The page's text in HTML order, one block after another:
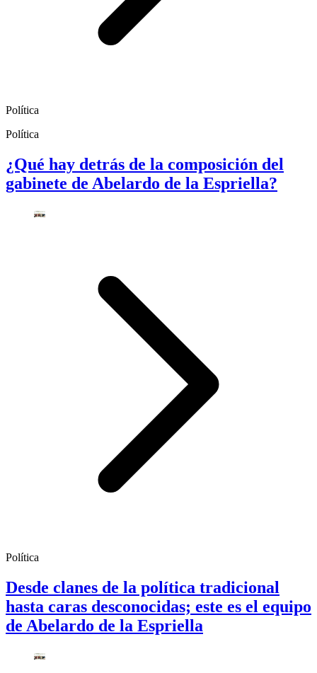
Política
Política
¿Qué hay detrás de la composición del
gabinete de Abelardo de la Espriella?
Política
Desde clanes de la política tradicional
hasta caras desconocidas; este es el equipo
de Abelardo de la Espriella